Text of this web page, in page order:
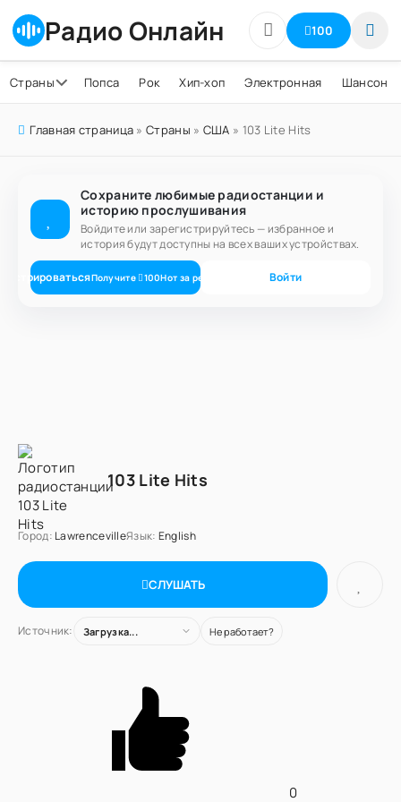
Радио Онлайн 100
Страны Попса Рок Хип-хоп Электронная Шансон
Главная страница »Страны » США » 103 Lite Hits
Сохраните любимые радиостанции и
историю прослушивания
Войдите или зарегистрируйтесь — избранное и
история будут доступны на всех ваших устройствах.
Получите 100Нот за регистрацию Войти
103 Lite Hits
Город: LawrencevilleЯзык: English
СЛУШАТЬ
Источник: Загрузка... Не работает?
0